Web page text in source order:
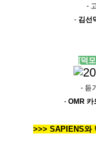
-
- 김선
[덕
- 듣
- OMR 카
>>> SAPIENS와